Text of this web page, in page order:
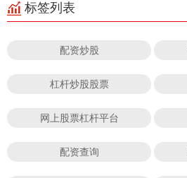
标签列表
配资炒股
杠杆炒股股票
网上股票杠杆平台
配资查询